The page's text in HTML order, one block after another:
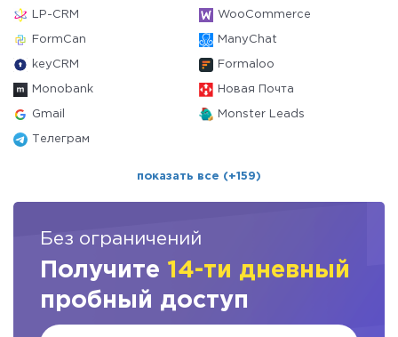
LP-CRM WooCommerce
FormCan ManyChat
keyCRM Formaloo
Monobank Новая Почта
Gmail Monster Leads
Телеграм
показать все (+159)
Без ограничений
Получите 14-ти дневный
пробный доступ